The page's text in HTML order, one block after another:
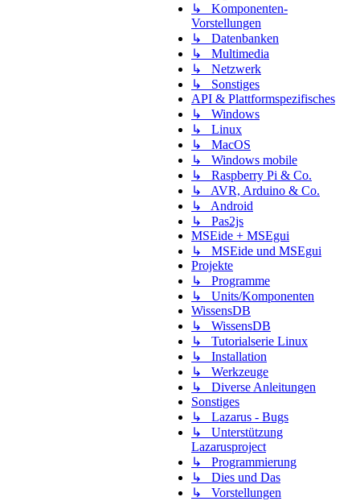
↳ Komponenten-
Vorstellungen
↳ Datenbanken
↳ Multimedia
↳ Netzwerk
↳ Sonstiges
API & Plattformspezifisches
↳ Windows
↳ Linux
↳ MacOS
↳ Windows mobile
↳ Raspberry Pi & Co.
↳ AVR, Arduino & Co.
↳ Android
↳ Pas2js
MSEide + MSEgui
↳ MSEide und MSEgui
Projekte
↳ Programme
↳ Units/Komponenten
WissensDB
↳ WissensDB
↳ Tutorialserie Linux
↳ Installation
↳ Werkzeuge
↳ Diverse Anleitungen
Sonstiges
↳ Lazarus - Bugs
↳ Unterstützung
Lazarusproject
↳ Programmierung
↳ Dies und Das
↳ Vorstellungen